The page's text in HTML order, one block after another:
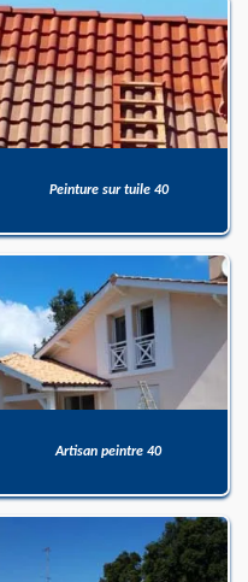
Peinture sur tuile 40
Artisan peintre 40